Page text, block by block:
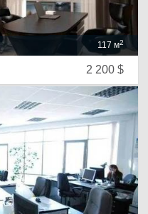
117 м2
2 200 $